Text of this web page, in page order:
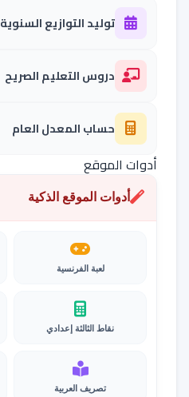
توليد التوازيع السنوية
دروس التعليم الصريح
حساب المعدل العام
أدوات الموقع
أدوات الموقع الذكية
لعبة الفرنسية
نقاط الثالثة إعدادي
تصريف العربية